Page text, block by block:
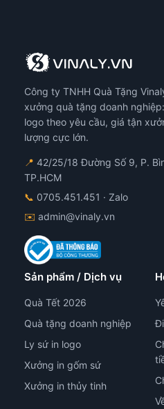
thể
được
chọn
sản
Công ty TNHH Quà Tặng
xưởng quà tặng doanh
logo theo yêu cầu, giá tận
lượng cực lớn.
📍 42/25/18 Đường Số 9, P.
TP.HCM
📞 0705.451.451 · Zalo
✉️ admin@vinaly.vn
Sản phẩm / Dịch vụ
Quà Tết 2026
Quà tặng doanh nghiệp
Ly sứ in logo
Xưởng in gốm sứ
Xưởng in thủy tinh